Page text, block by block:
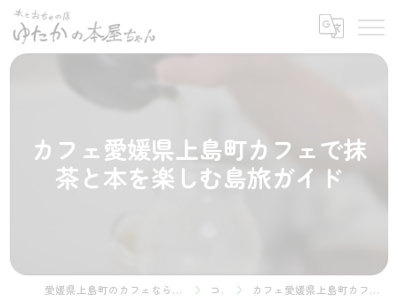
カフェ愛媛県上島町カフェで抹
茶と本を楽しむ島旅ガイド
愛媛県上島町のカフェなら本とおちゃの店 ゆたかの本屋ちゃん コラム カフェ愛媛県上島町カフェで抹茶と本を楽しむ島旅ガイド